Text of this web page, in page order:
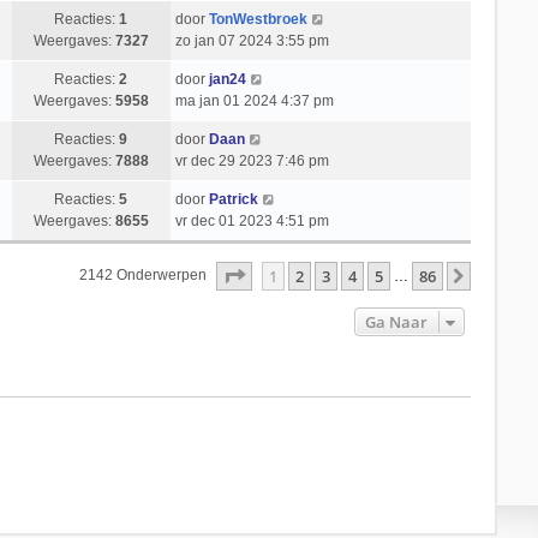
Reacties:1
Weergaves: 7327
door TonWestbroek
zo jan 07 2024 3:55 pm
Reacties:2
Weergaves: 5958
door jan24
ma jan 01 2024 4:37 pm
Reacties:9
Weergaves: 7888
door Daan
vr dec 29 2023 7:46 pm
Reacties:5
Weergaves: 8655
door Patrick
vr dec 01 2023 4:51 pm
2142 Onderwerpen Pagina1 Van 86
1 2 3 4 5 … 86
Ga Naar